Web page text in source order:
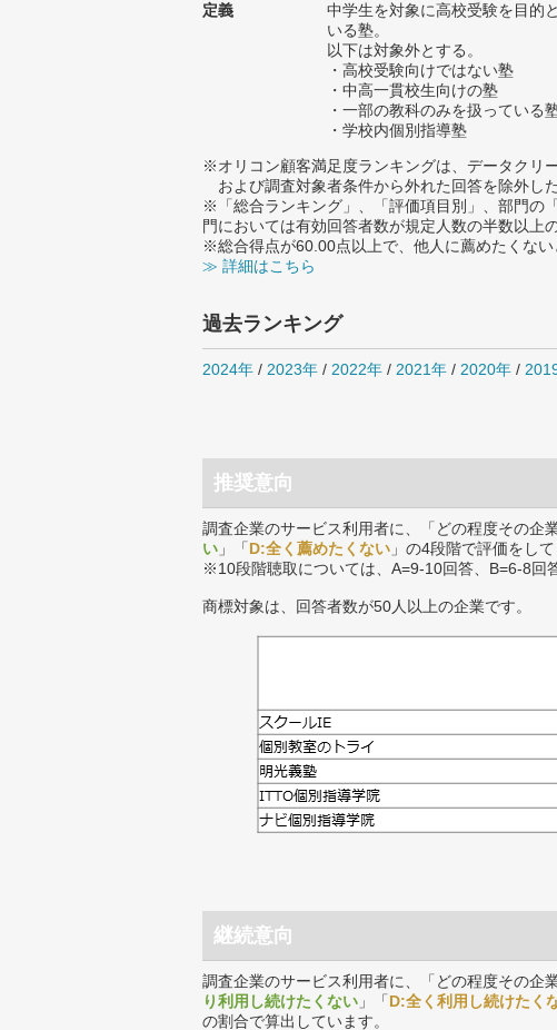
定義
中学生を対象に高校受験を目的
いる塾。
以下は対象外とする。
・高校受験向けではない塾
・中高一貫校生向けの塾
・一部の教科のみを扱っている
・学校内個別指導塾
※オリコン顧客満足度ランキングは、データクリ
および調査対象者条件から外れた回答を除外し
※「総合ランキング」、「評価項目別」、部門の
門においては有効回答者数が規定人数の半数以上
※総合得点が60.00点以上で、他人に薦めたくな
≫ 詳細はこちら
過去ランキング
2024年 / 2023年 / 2022年 / 2021年 / 2020年 /
推奨意向
調査企業のサービス利用者に、「どの程度その企
い 」「D:全く薦めたくない 」の4段階で評価をし
※10段階聴取については、A=9-10回答、B=6-8回
商標対象は、回答者数が50人以上の企業です。
継続意向
調査企業のサービス利用者に、「どの程度その企
り利用し続けたくない 」「D:全く利用し続けたく
の割合で算出しています。